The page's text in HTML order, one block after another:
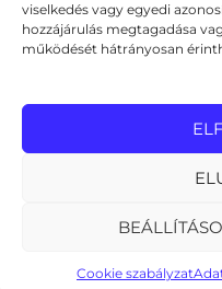
viselkedés vagy egyedi
hozzájárulás megtagadása
működését hátrányosan
Cookie szabályzat
VISSZA
Online